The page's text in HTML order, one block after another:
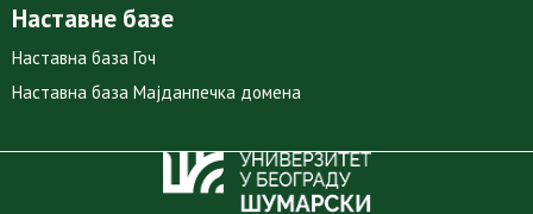
Наставне базе
Наставна база Гоч
Наставна база Мајданпечка домена